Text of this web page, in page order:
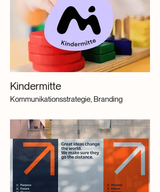
Kindermitte
Kommunikationsstrategie, Branding